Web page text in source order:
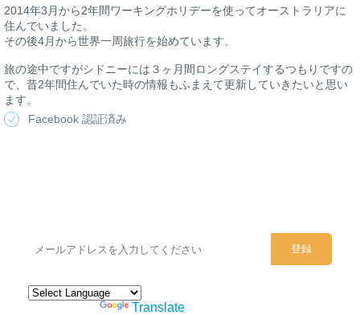
2014年3月から2年間ワーキングホリデーを使ってオーストラリアに
住んでいました。
その後4月から世界一周旅行を始めています。
旅の途中ですがシドニーには３ヶ月間ロングステイするつもりですの
で、昔2年間住んでいた時の情報もふまえて更新していきたいと思い
ます。
Facebook 認証済み
Translate